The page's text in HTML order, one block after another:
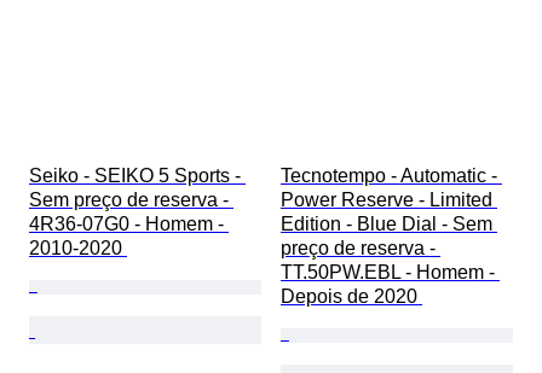
Seiko - SEIKO 5 Sports -
Sem preço de reserva -
4R36-07G0 - Homem -
2010-2020
Tecnotempo - Automatic -
Power Reserve - Limited
Edition - Blue Dial - Sem
preço de reserva -
TT.50PW.EBL - Homem -
Depois de 2020